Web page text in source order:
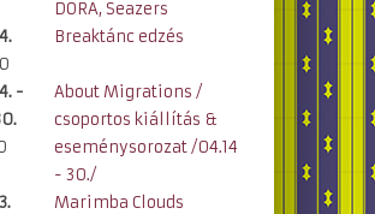
DORA, Seazers
Breaktánc edzés
-
About Migrations /
csoportos kiállítás &
eseménysorozat /04.14
- 30./
Marimba Clouds